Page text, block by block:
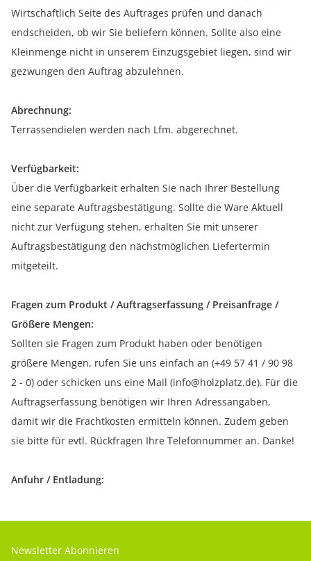
Wirtschaftlich Seite des Auftrages prüfen und danach
endscheiden, ob wir Sie beliefern können. Sollte also eine
Kleinmenge nicht in unserem Einzugsgebiet liegen, sind wir
gezwungen den Auftrag abzulehnen.
Abrechnung:
Terrassendielen werden nach Lfm. abgerechnet.
Verfügbarkeit:
Über die Verfügbarkeit erhalten Sie nach Ihrer Bestellung
eine separate Auftragsbestätigung. Sollte die Ware Aktuell
nicht zur Verfügung stehen, erhalten Sie mit unserer
Auftragsbestätigung den nächstmöglichen Liefertermin
mitgeteilt.
Fragen zum Produkt / Auftragserfassung / Preisanfrage /
Größere Mengen:
Sollten sie Fragen zum Produkt haben oder benötigen
größere Mengen, rufen Sie uns einfach an (+49 57 41 / 90 98
2 - 0) oder schicken uns eine Mail (info@holzplatz.de). Für die
Auftragserfassung benötigen wir Ihren Adressangaben,
damit wir die Frachtkosten ermitteln können. Zudem geben
sie bitte für evtl. Rückfragen Ihre Telefonnummer an. Danke!
Anfuhr / Entladung:
Newsletter Abonnieren